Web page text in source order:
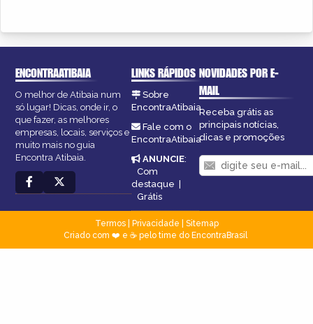
ENCONTRAATIBAIA
O melhor de Atibaia num
só lugar! Dicas, onde ir, o
que fazer, as melhores
empresas, locais, serviços e
muito mais no guia
Encontra Atibaia.
LINKS RÁPIDOS
Sobre
EncontraAtibaia
Fale com o
EncontraAtibaia
ANUNCIE:
Com
destaque |
Grátis
NOVIDADES POR E-
MAIL
Receba grátis as
principais notícias,
dicas e promoções
Termos| Privacidade
Sitemap
Criado com ❤️ e ☕ pelo time do EncontraBrasil